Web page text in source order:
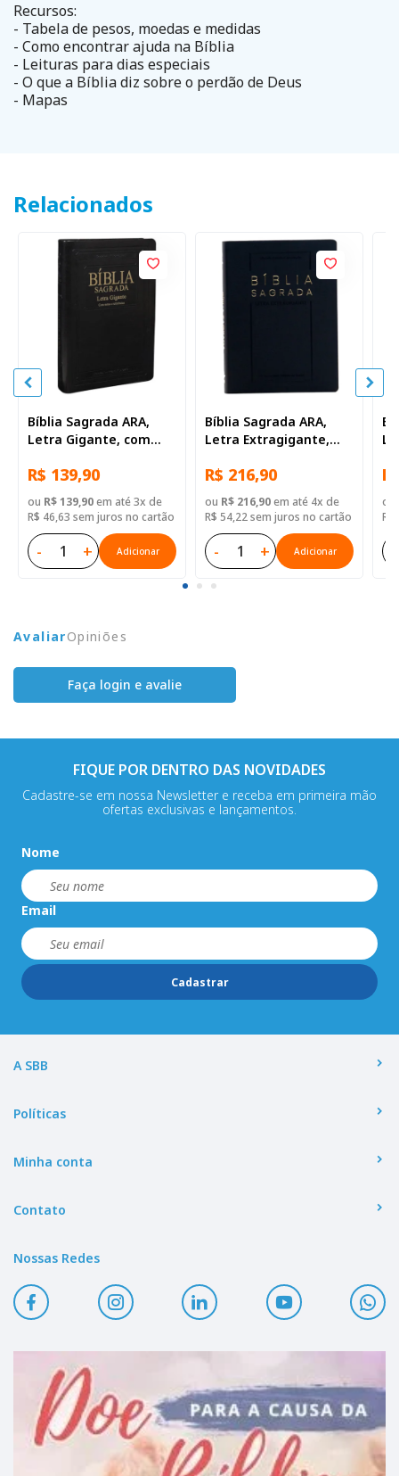
Recursos:
- Tabela de pesos, moedas e medidas
- Como encontrar ajuda na Bíblia
- Leituras para dias especiais
- O que a Bíblia diz sobre o perdão de Deus
- Mapas
Relacionados
Bíblia Sagrada ARA,
Letra Gigante, com
Sintético Preta Nobre
R$ 139,90
ou R$ 139,90em até 3x de
R$ 46,63 sem juros no cartão
- + Adicionar
Bíblia Sagrada ARA,
Letra Extragigante,
destacadas, com
índice, Capa Couro
Sintético Preta
R$ 216,90
ou R$ 216,90em até 4x de
R$ 54,22 sem juros no cartão
- + Adicionar
ou
R$
AvaliarOpiniões
Faça login e avalie
FIQUE POR DENTRO DAS NOVIDADES
Cadastre-se em nossa Newsletter e receba em primeira mão
ofertas exclusivas e lançamentos.
Nome
Email
Cadastrar
A SBB
Políticas
Minha conta
Contato
Nossas Redes